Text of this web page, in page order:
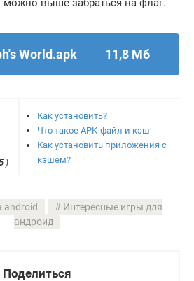
можно выше забраться на флаг.
World.apk 11,8 Мб
)
Как установить?
Что такое APK-файл и кэш
Как установить приложения с
кэшем?
android
Интересные игры для
андроид
Поделиться